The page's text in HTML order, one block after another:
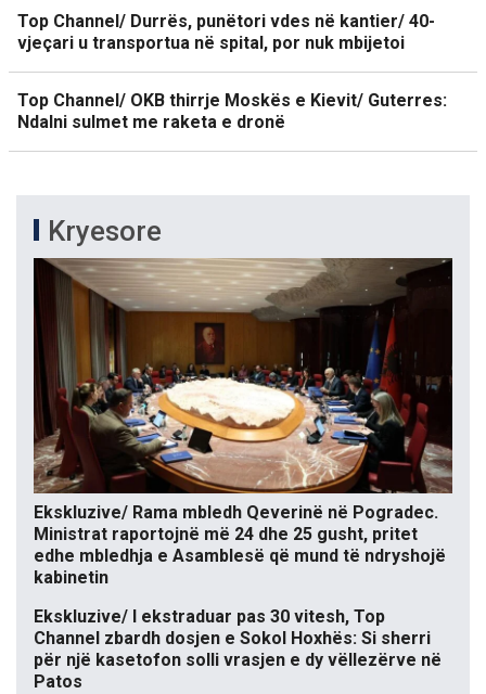
Top Channel/ Durrës, punëtori vdes në kantier/ 40-
vjeçari u transportua në spital, por nuk mbijetoi
Top Channel/ OKB thirrje Moskës e Kievit/ Guterres:
Ndalni sulmet me raketa e dronë
Kryesore
Ekskluzive/ Rama mbledh Qeverinë në Pogradec.
Ministrat raportojnë më 24 dhe 25 gusht, pritet
edhe mbledhja e Asamblesë që mund të ndryshojë
kabinetin
Ekskluzive/ I ekstraduar pas 30 vitesh, Top
Channel zbardh dosjen e Sokol Hoxhës: Si sherri
për një kasetofon solli vrasjen e dy vëllezërve në
Patos